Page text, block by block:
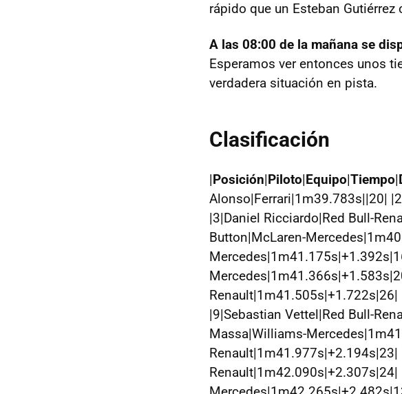
rápido que un Esteban
A las 08:00 de la mañana se
Esperamos ver entonces unos
verdadera situación en pista.
Clasificación
|Posición|Piloto|Equipo|Tiempo|
Alonso|Ferrari|1m39.783s||20|
|3|Daniel Ricciardo|Red Bull-
Button|McLaren-
|9|Sebastian Vettel|Red Bull-
Massa|Williams-